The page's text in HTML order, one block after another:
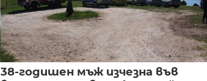
38-годишен мъж изчезна във